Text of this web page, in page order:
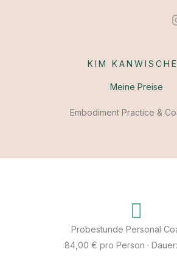
KIM
Meine Preise
Embodiment Practice &
Probestunde Personal
84,00 € pro Person ·